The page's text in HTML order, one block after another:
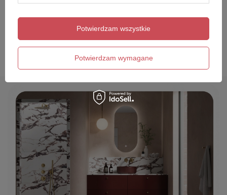
Wyślij opinię
Potwierdzam wymagane
Potwierdzam wszystkie